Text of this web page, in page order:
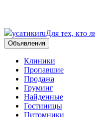
усатикиruДля тех, кто
Объявления
Клиники
Пропавшие
Продажа
Груминг
Найденные
Гостиницы
Питомники